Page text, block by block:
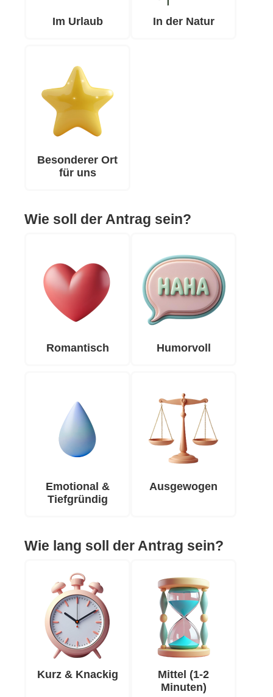
Im Urlaub In der Natur
Besonderer Ort
für uns
Wie soll der Antrag sein?
Romantisch Humorvoll
Emotional &
Tiefgründig
Ausgewogen
Wie lang soll der Antrag sein?
Kurz & Knackig
Mittel (1-2
Minuten)